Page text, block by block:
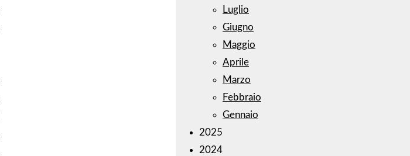
Luglio
Giugno
Maggio
Aprile
Marzo
Febbraio
Gennaio
2025
2024